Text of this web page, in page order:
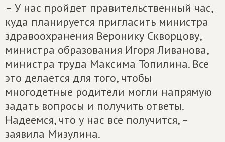
– У нас пройдет правительственный час,
куда планируется пригласить министра
здравоохранения Веронику Скворцову,
министра образования Игоря Ливанова,
министра труда Максима Топилина. Все
это делается для того, чтобы
многодетные родители могли напрямую
задать вопросы и получить ответы.
Надеемся, что у нас все получится, –
заявила Мизулина.